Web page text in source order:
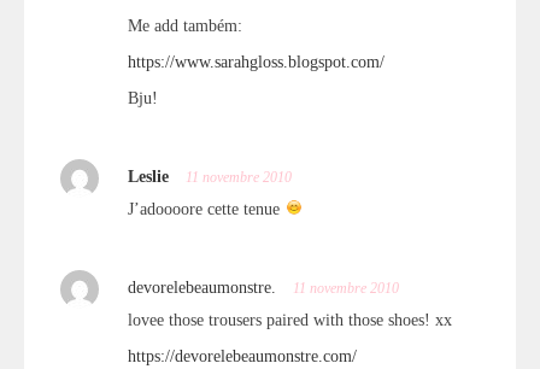
Me add também:
https://www.sarahgloss.blogspot.com/
Bju!
Leslie 11 novembre 2010
J’adoooore cette tenue
devorelebeaumonstre. 11 novembre 2010
lovee those trousers paired with those shoes! xx
https://devorelebeaumonstre.com/